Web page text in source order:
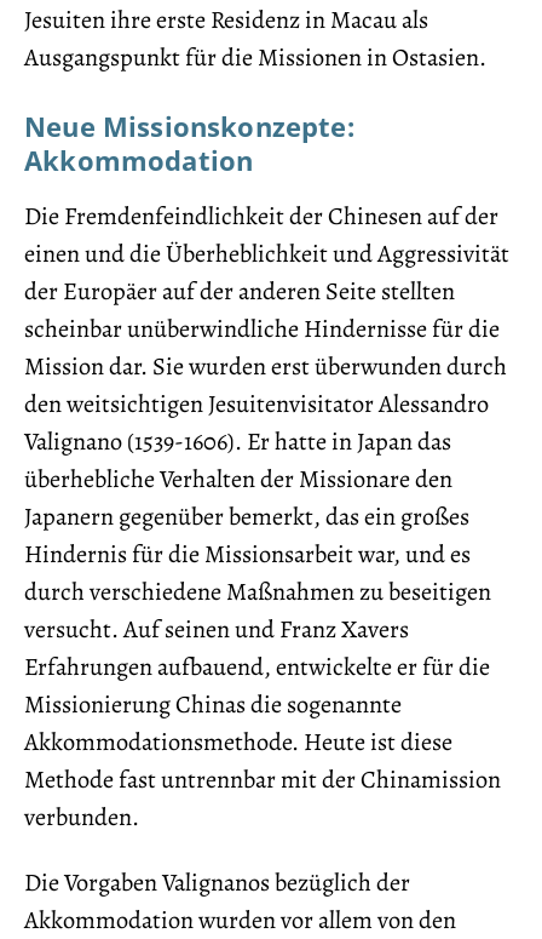
Jesuiten ihre erste Residenz in Macau als
Ausgangspunkt für die Missionen in Ostasien.
Neue Missionskonzepte:
Akkommodation
Die Fremdenfeindlichkeit der Chinesen auf der
einen und die Überheblichkeit und Aggressivität
der Europäer auf der anderen Seite stellten
scheinbar unüberwindliche Hindernisse für die
Mission dar. Sie wurden erst überwunden durch
den weitsichtigen Jesuitenvisitator Alessandro
Valignano (1539-1606). Er hatte in Japan das
überhebliche Verhalten der Missionare den
Japanern gegenüber bemerkt, das ein großes
Hindernis für die Missionsarbeit war, und es
durch verschiedene Maßnahmen zu beseitigen
versucht. Auf seinen und Franz Xavers
Erfahrungen aufbauend, entwickelte er für die
Missionierung Chinas die sogenannte
Akkommodationsmethode. Heute ist diese
Methode fast untrennbar mit der Chinamission
verbunden.
Die Vorgaben Valignanos bezüglich der
Akkommodation wurden vor allem von den